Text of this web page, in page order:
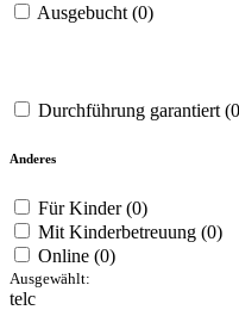
Ausgebucht (0)
Durchführung garantiert
Anderes
Für Kinder(0)
Mit Kinderbetreuung (0)
Online (0)
Ausgewählt:
telc